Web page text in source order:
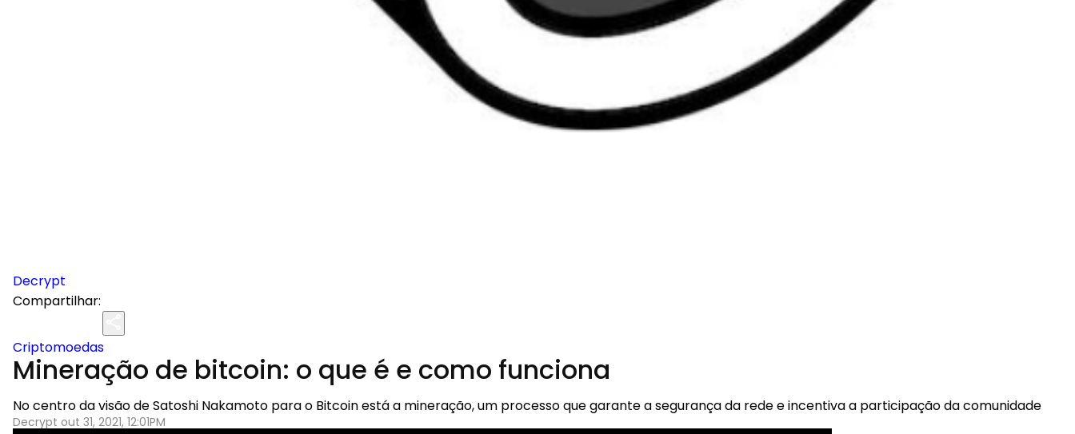
Decrypt
Compartilhar:
Criptomoedas
Mineração de bitcoin: o que é e como funciona
No centro da visão de Satoshi Nakamoto para o Bitcoin está a mineração, um processo que garante a segurança da rede e incentiva a participação da comunidade
Decrypt out 31, 2021, 12:01PM